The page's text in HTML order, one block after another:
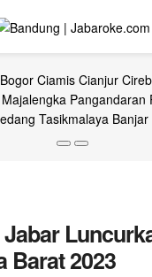
Bogor Ciamis Cianjur
Majalengka Pangandaran
Tasikmalaya Banjar
Barat 2023